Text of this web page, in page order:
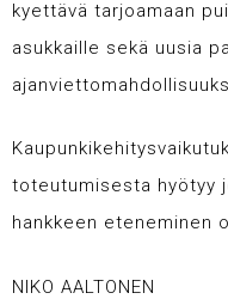
kyettävä tarjoamaan
asukkaille sekä uusia
toteutumisesta hyötyy
hankkeen eteneminen
NIKO AALTONEN